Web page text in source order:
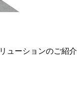
ューションのご紹介